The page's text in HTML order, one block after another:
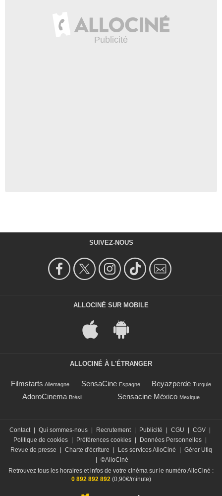
SUIVEZ-NOUS
ALLOCINÉ SUR MOBILE
ALLOCINÉ À L'ÉTRANGER
Filmstarts Allemagne SensaCine Espagne Beyazperde Turquie
AdoroCinema Brésil Sensacine México Mexique
Contact Qui sommes-nous Recrutement Publicité CGU CGV
Politique de cookies
Préférences cookies Données Personnelles
Revue de presse
Charte d'écriture Les services AlloCiné
Gérer Utiq
©AlloCiné
Retrouvez tous les horaires et infos de votre cinéma sur le numéro AlloCiné :
0 892 892 892(0,90€/minute)